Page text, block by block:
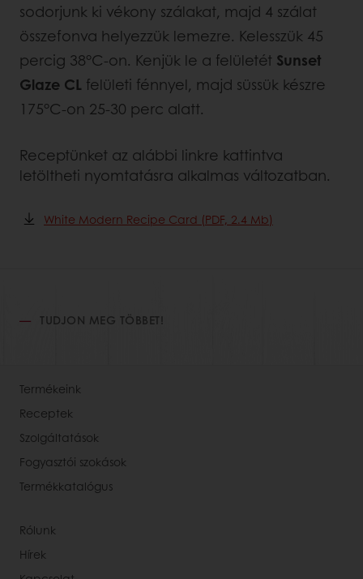
sodorjunk ki vékony szálakat, majd 4 szálat
összefonva helyezzük lemezre. Kelesszük 45
percig 38°C-on. Kenjük le a felületét Sunset
Glaze CL felületi fénnyel, majd süssük készre
175°C-on 25-30 perc alatt.
Receptünket az alábbi linkre kattintva
letöltheti nyomtatásra alkalmas változatban.
White Modern Recipe Card (PDF, 2.4 Mb)
TUDJON MEG TÖBBET!
Termékeink
Receptek
Szolgáltatások
Fogyasztói szokások
Termékkatalógus
Rólunk
Hírek